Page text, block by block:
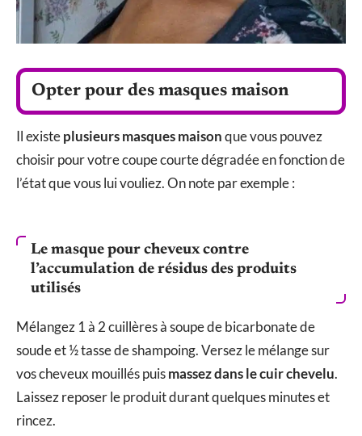
Opter pour des masques maison
Il existeplusieurs masques maisonque vous pouvez
choisir pour votre coupe courte dégradée en fonction de
l’état que vous lui vouliez. On note par exemple :
Le masque pour cheveux contre
l’accumulation de résidus des produits
utilisés
Mélangez 1 à 2 cuillères à soupe de bicarbonate de
soude et ½ tasse de shampoing. Versez le mélange sur
vos cheveux mouillés puismassez dans le cuir chevelu.
Laissez reposer le produit durant quelques minutes et
rincez.